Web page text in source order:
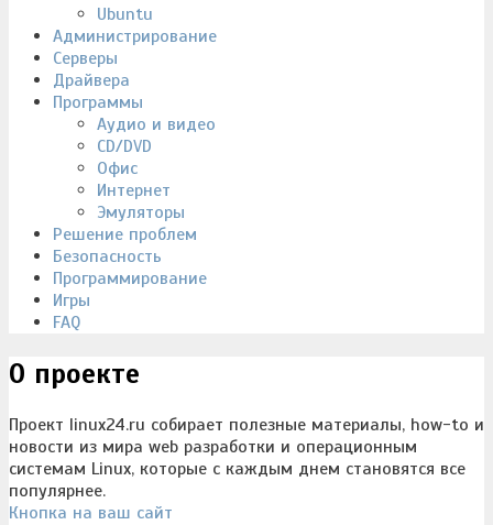
Ubuntu
Администрирование
Серверы
Драйвера
Программы
Аудио и видео
CD/DVD
Офис
Интернет
Эмуляторы
Решение проблем
Безопасность
Программирование
Игры
FAQ
О проекте
Проект linux24.ru собирает полезные материалы, how-to и
новости из мира web разработки и операционным
системам Linux, которые с каждым днем становятся все
популярнее.
Кнопка на ваш сайт